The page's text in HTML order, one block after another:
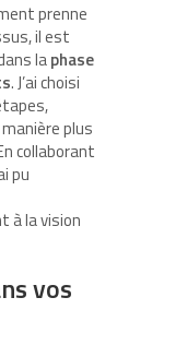
prenne
il est
laphase
. J’ai choisi
plus
collaborant
pu
à la vision
vos